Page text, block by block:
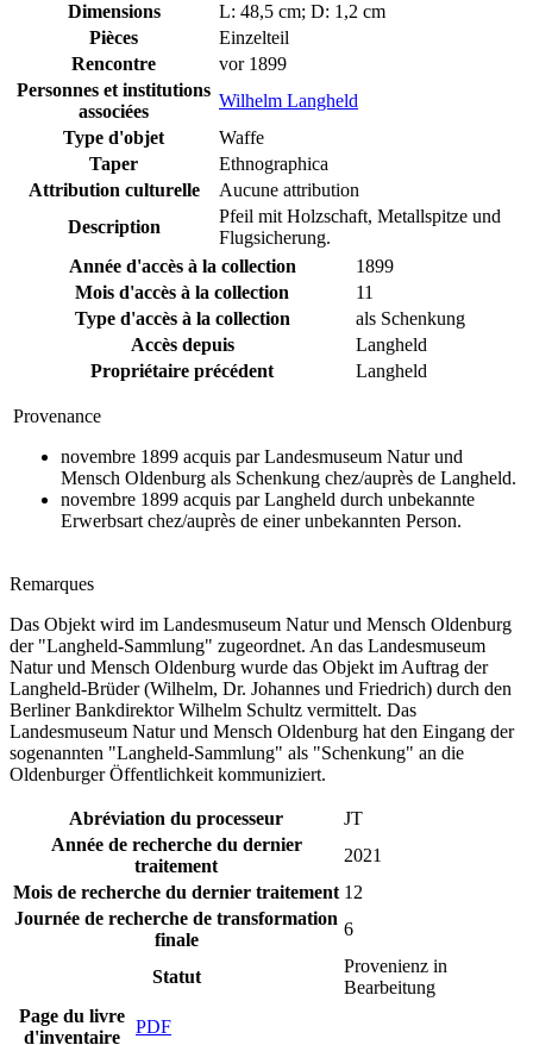
Dimensions
L: 48,5 cm; D: 1,2 cm
Pièces
Einzelteil
Rencontre
vor 1899
Personnes et institutions
associées
Wilhelm Langheld
Type d'objet
Waffe
Taper
Ethnographica
Attribution culturelle
Aucune attribution
Description
Pfeil mit Holzschaft, Metallspitze und
Flugsicherung.
Année d'accès à la collection
1899
Mois d'accès à la collection
11
Type d'accès à la collection
als Schenkung
Accès depuis
Langheld
Propriétaire précédent
Langheld
Provenance
novembre 1899 acquis par Landesmuseum Natur und
Mensch Oldenburg als Schenkung chez/auprès de Langheld.
novembre 1899 acquis par Langheld durch unbekannte
Erwerbsart chez/auprès de einer unbekannten Person.
Remarques
Das Objekt wird im Landesmuseum Natur und Mensch Oldenburg
der "Langheld-Sammlung" zugeordnet. An das Landesmuseum
Natur und Mensch Oldenburg wurde das Objekt im Auftrag der
Langheld-Brüder (Wilhelm, Dr. Johannes und Friedrich) durch den
Berliner Bankdirektor Wilhelm Schultz vermittelt. Das
Landesmuseum Natur und Mensch Oldenburg hat den Eingang der
sogenannten "Langheld-Sammlung" als "Schenkung" an die
Oldenburger Öffentlichkeit kommuniziert.
Abréviation du processeur
JT
Année de recherche du dernier
traitement
2021
Mois de recherche du dernier traitement 12
Journée de recherche de transformation
finale
6
Statut
Provenienz in
Bearbeitung
Page du livre
d'inventaire
PDF